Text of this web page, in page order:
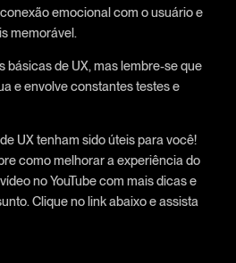
emocional com o usuário e
memorável.
básicas de UX, mas lembre-se que
e envolve constantes testes e
UX tenham sido úteis para você!
como melhorar a experiência do
no YouTube com mais dicas e
Clique no link abaixo e assista